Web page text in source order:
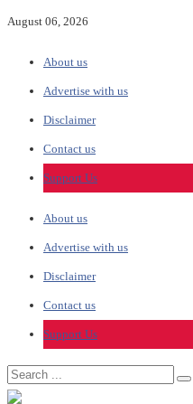
August 06, 2026
About us
Advertise with us
Disclaimer
Contact us
Support Us
About us
Advertise with us
Disclaimer
Contact us
Support Us